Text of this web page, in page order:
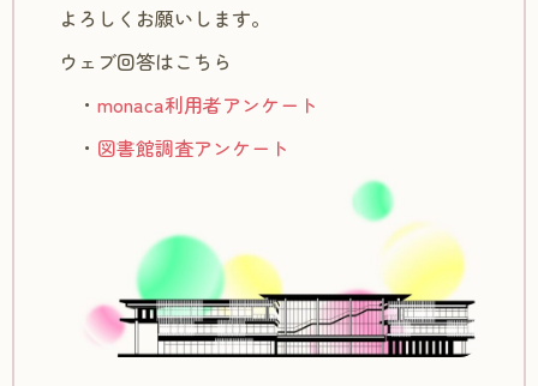
よろしくお願いします。
ウェブ回答はこちら
・ monaca利用者アンケート
・ 図書館調査アンケート